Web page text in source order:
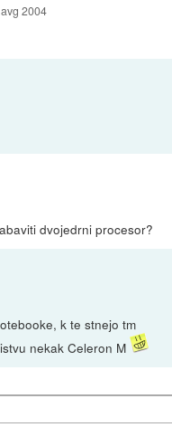
2004
dvojedrni procesor?
k te stnejo tm
nekak Celeron M